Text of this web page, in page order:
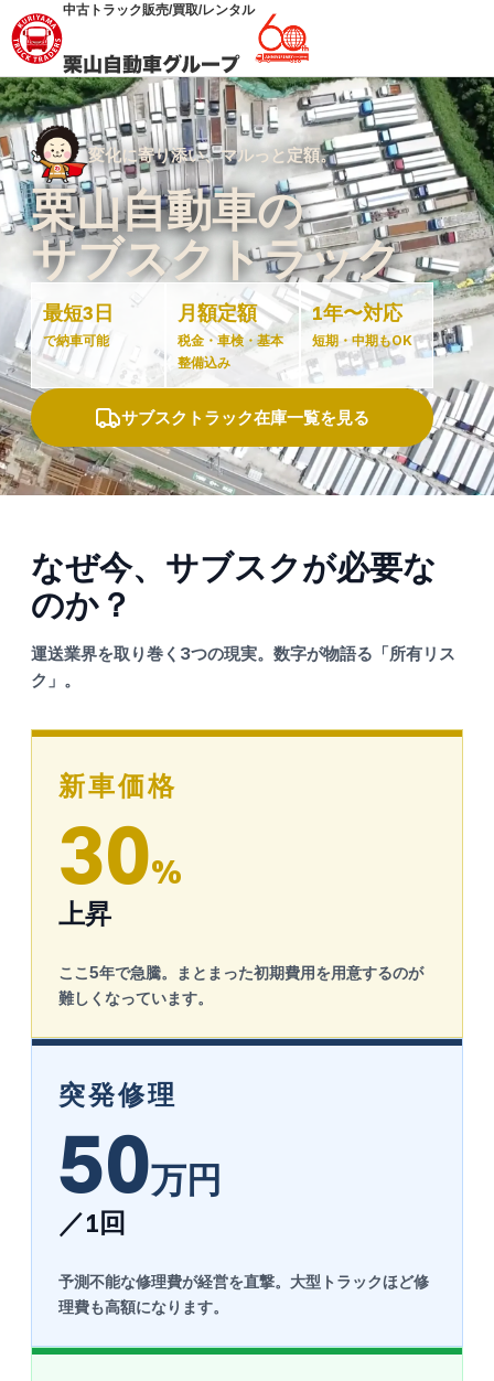
中古トラック販売/買取/レンタル
変化に寄り添い、マルっと定額。
栗山自動車の
サブスクトラック
最短3日
で納車可能
月額定額
税金・車検・基本
整備込み
1年〜対応
短期・中期もOK
サブスクトラック在庫一覧を見る
なぜ今、サブスクが必要な
のか？
運送業界を取り巻く3つの現実。数字が物語る「所有リス
ク」。
新車価格
30%
上昇
ここ5年で急騰。まとまった初期費用を用意するのが
難しくなっています。
突発修理
50万円
／1回
予測不能な修理費が経営を直撃。大型トラックほど修
理費も高額になります。